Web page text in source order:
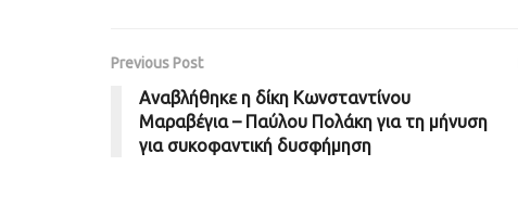
Previous Post
Αναβλήθηκε η δίκη Κωνσταντίνου
Μαραβέγια – Παύλου Πολάκη για τη μήνυση
για συκοφαντική δυσφήμηση